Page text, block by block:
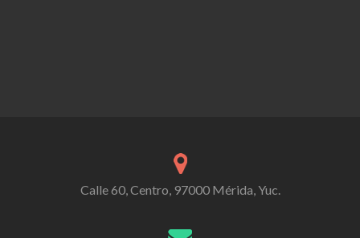
Calle 60, Centro, 97000 Mérida, Yuc.